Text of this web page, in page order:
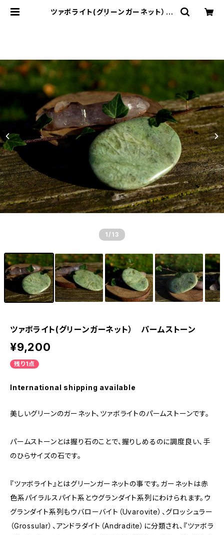
ツァボライト(グリーンガーネット）
1 /13
ツァボライト(グリーンガーネット） パームストーン
¥9,200
残り1点
International shipping available
美しいグリーンのガーネット、ツァボライトのパームストーンです。
パームストーンとは握り石のことで、握りしめるのに調度良い、手
のひらサイズの石です。
『ツァボライト』とはグリーンガーネットの事です。ガーネットは赤
色系パイラルスパイト系とウグランダイト系列にわけられます。ウ
グランダイト系列もウバローバイト（Uvarovite）、グロッシュラー
（Grossular）、アンドラダイト（Andradite）に分類され、『ツァボラ